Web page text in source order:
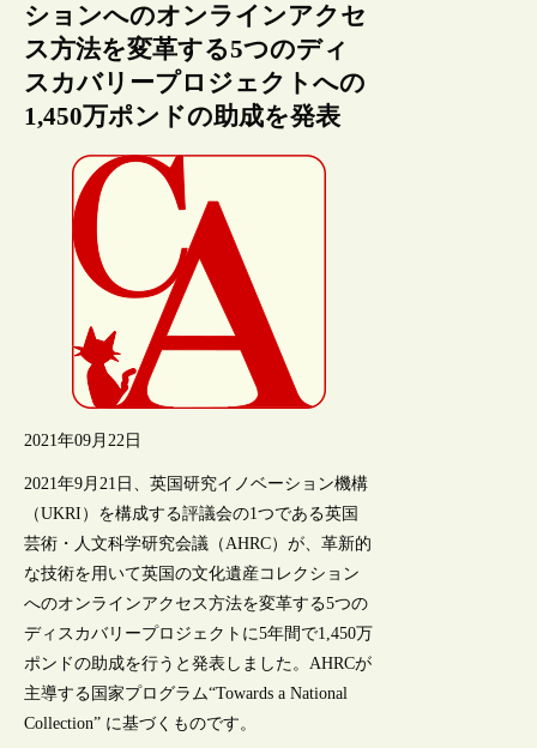
ションへのオンラインアクセ
ス方法を変革する5つのディ
スカバリープロジェクトへの
1,450万ポンドの助成を発表
2021年09月22日
2021年9月21日、英国研究イノベーション機構
（UKRI）を構成する評議会の1つである英国
芸術・人文科学研究会議（AHRC）が、革新的
な技術を用いて英国の文化遺産コレクション
へのオンラインアクセス方法を変革する5つの
ディスカバリープロジェクトに5年間で1,450万
ポンドの助成を行うと発表しました。AHRCが
主導する国家プログラム“Towards a National
Collection” に基づくものです。